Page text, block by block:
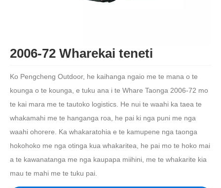
2006-72 Wharekai teneti
Ko Pengcheng Outdoor, he kaihanga ngaio me te mana o te
kounga o te kounga, e tuku ana i te Whare Taonga 2006-72 mo
te kai mara me te tautoko logistics. He nui te waahi ka taea te
whakamahi me te hanganga roa, he pai ki nga puni me nga
waahi ohorere. Ka whakaratohia e te kamupene nga taonga
hokohoko me nga otinga kua whakaritea, he pai mo te hoko mai
a te kawanatanga me nga kaupapa miihini, me te whakarite kia
mau te mahi me te tuku pai.